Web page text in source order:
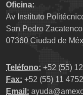
Oficina:
Av Instituto
San Pedro
07360 Ciudad de
Teléfono: +52 (55)
Fax: +52 (55) 11
Email: